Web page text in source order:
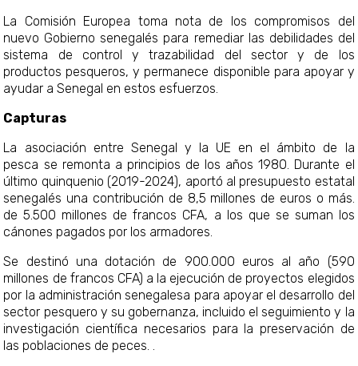
La Comisión Europea toma nota de los compromisos del
nuevo Gobierno senegalés para remediar las debilidades del
sistema de control y trazabilidad del sector y de los
productos pesqueros, y permanece disponible para apoyar y
ayudar a Senegal en estos esfuerzos.
Capturas
La asociación entre Senegal y la UE en el ámbito de la
pesca se remonta a principios de los años 1980. Durante el
último quinquenio (2019-2024), aportó al presupuesto estatal
senegalés una contribución de 8,5 millones de euros o más.
de 5.500 millones de francos CFA, a los que se suman los
cánones pagados por los armadores.
Se destinó una dotación de 900.000 euros al año (590
millones de francos CFA) a la ejecución de proyectos elegidos
por la administración senegalesa para apoyar el desarrollo del
sector pesquero y su gobernanza, incluido el seguimiento y la
investigación científica necesarios para la preservación de
las poblaciones de peces. .